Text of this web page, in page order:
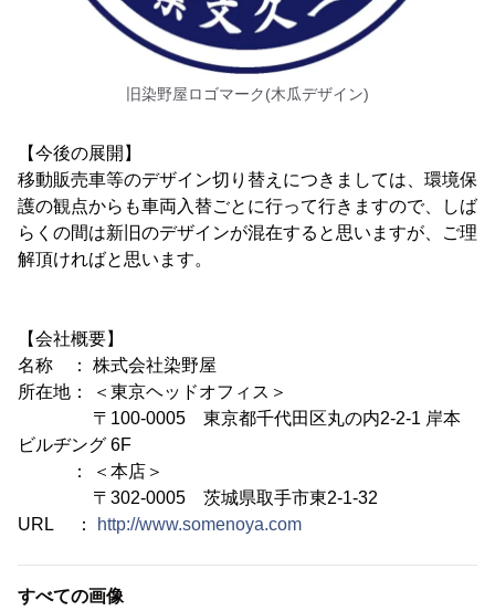
旧染野屋ロゴマーク(木瓜デザイン)
【今後の展開】
移動販売車等のデザイン切り替えにつきましては、環境保
護の観点からも車両入替ごとに行って行きますので、しば
らくの間は新旧のデザインが混在すると思いますが、ご理
解頂ければと思います。
【会社概要】
名称 ： 株式会社染野屋
所在地： ＜東京ヘッドオフィス＞
〒100-0005 東京都千代田区丸の内2-2-1 岸本
ビルヂング 6F
： ＜本店＞
〒302-0005 茨城県取手市東2-1-32
URL ：
http://www.somenoya.com
すべての画像